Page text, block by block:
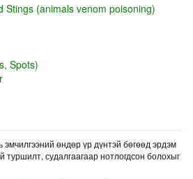
Stings (animals venom poisoning)
Spots)
эмчилгээний өндөр үр дүнтэй бөгөөд эрдэм
туршилт, судалгаагаар нотлогдсон болохыг